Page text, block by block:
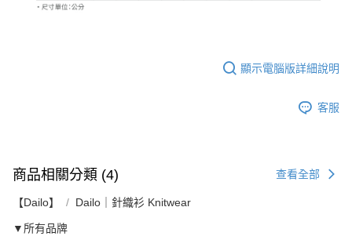
顯示電腦版詳細說明
客服
商品相關分類 (4) 查看全部
【Dailo】 Dailo｜針織衫 Knitwear
▼所有品牌